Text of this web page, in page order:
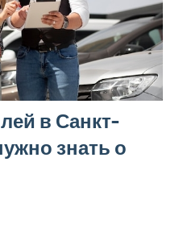
в Санкт-
знать о